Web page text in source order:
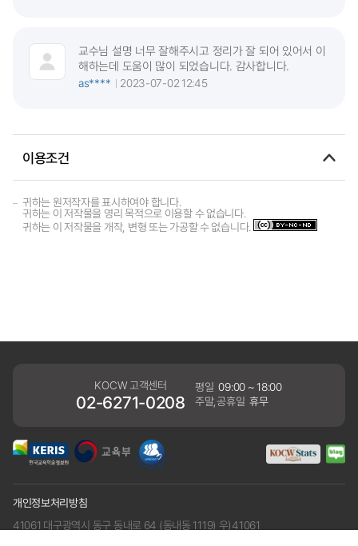
교수님 설명 너무 잘해주시고 정리가 잘 되어 있어서 이
해하는데 도움이 많이 되었습니다. 감사합니다.
as****
2023-07-02 12:45
이용조건
귀하는 원저작자를 표시하여야 합니다.
귀하는 이 저작물을 영리 목적으로 이용할 수 없습니다.
귀하는 이 저작물을 개작, 변형 또는 가공할 수 없습니다.
KOCW 고객센터
02-6271-0208
평일 09:00 ~ 18:00
주말,공휴일 휴무
개인정보처리방침
41061 대구광역시 동구 동내로 64 (동내동 1119) 우)41061